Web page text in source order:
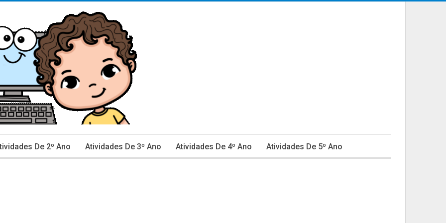
De 2º Ano Atividades De 3º Ano Atividades De 4º Ano Atividades De 5º Ano